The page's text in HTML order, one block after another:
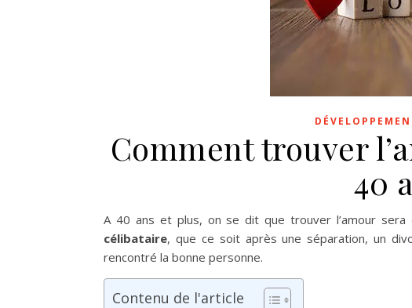
Comment trouver
40
A 40 ans et plus, on se dit que trouver l’amour sera
célibataire, que ce soit après une séparation, un
rencontré la bonne personne.
Contenu de l'article